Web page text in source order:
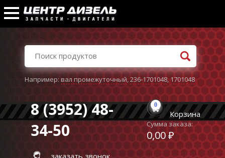
Например:вал промежуточный,236-1701048,1701048
8 (3952) 48-
34-50
заказать звонок
0
Корзина
Сумма заказа:
0,00 ₽